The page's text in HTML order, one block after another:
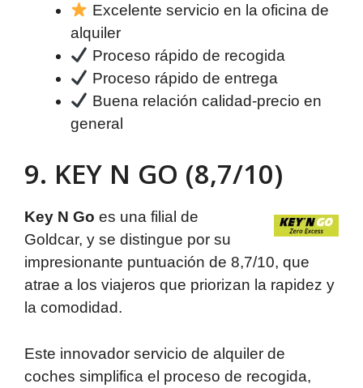
Excelente servicio en la oficina de
alquiler
Proceso rápido de recogida
Proceso rápido de entrega
Buena relación calidad-precio en
general
9. KEY N GO (8,7/10)
Key N Go es una filial de
Goldcar, y se distingue por su
impresionante puntuación de 8,7/10, que
atrae a los viajeros que priorizan la rapidez y
la comodidad.
Este innovador servicio de alquiler de
coches simplifica el proceso de recogida,